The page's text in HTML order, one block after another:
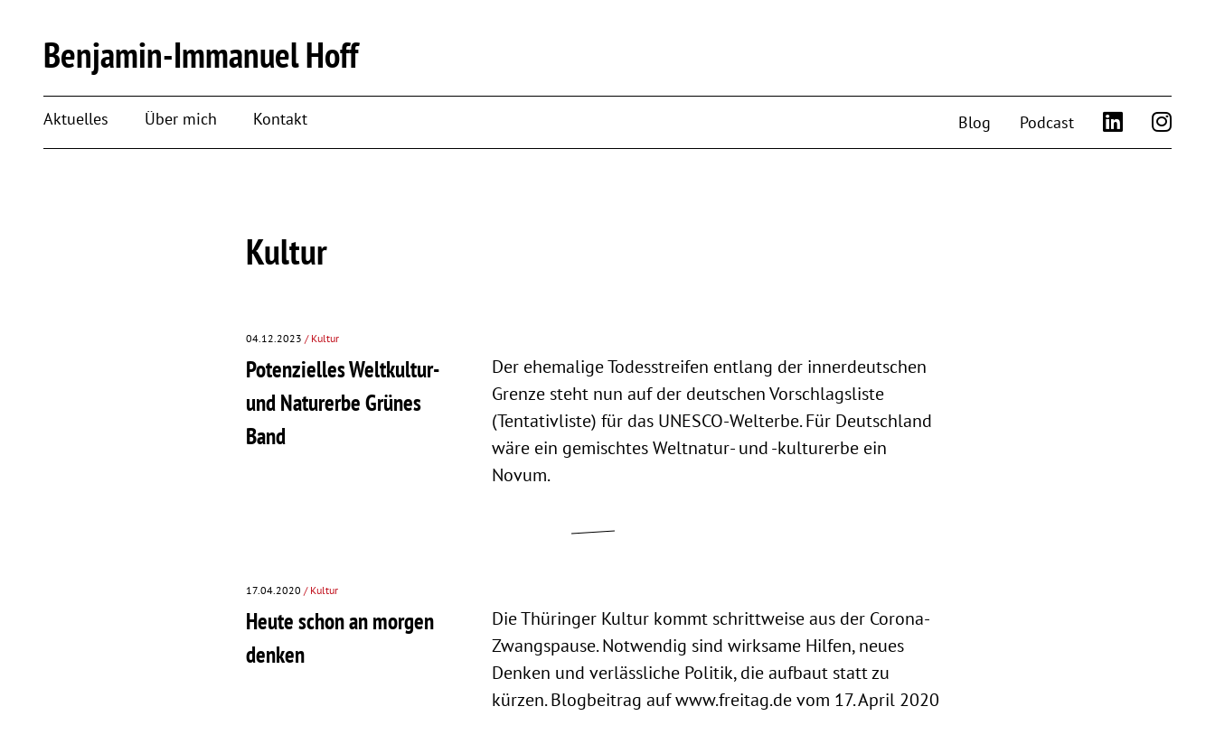
Benjamin-Immanuel Hoff
Aktuelles Über mich Kontakt Blog Podcast
Kultur
04.12.2023 / Kultur
Potenzielles Weltkultur-
und Naturerbe Grünes
Band
Der ehemalige Todesstreifen entlang der innerdeutschen
Grenze steht nun auf der deutschen Vorschlagsliste
(Tentativliste) für das UNESCO-Welterbe. Für Deutschland
wäre ein gemischtes Weltnatur- und -kulturerbe ein
Novum.
17.04.2020 / Kultur
Heute schon an morgen
denken
Die Thüringer Kultur kommt schrittweise aus der Corona-
Zwangspause. Notwendig sind wirksame Hilfen, neues
Denken und verlässliche Politik, die aufbaut statt zu
kürzen. Blogbeitrag auf www.freitag.de vom 17. April 2020